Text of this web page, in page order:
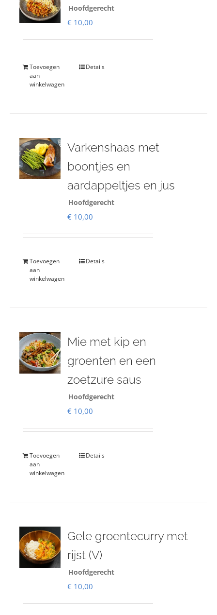
Hoofdgerecht
€ 10,00
Toevoegen
aan
winkelwagen
Details
Varkenshaas met
boontjes en
aardappeltjes en jus
Hoofdgerecht
€ 10,00
Toevoegen
aan
winkelwagen
Details
Mie met kip en
groenten en een
zoetzure saus
Hoofdgerecht
€ 10,00
Toevoegen
aan
winkelwagen
Details
Gele groentecurry met
rijst (V)
Hoofdgerecht
€ 10,00